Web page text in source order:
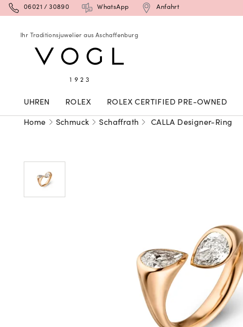
06021 / 30890 WhatsApp Anfahrt
Ihr Traditionsjuwelier aus Aschaffenburg
UHREN ROLEX ROLEX CERTIFIED PRE-OWNED
Home Schmuck Schaffrath CALLA Designer-Ring